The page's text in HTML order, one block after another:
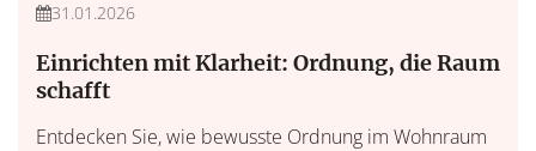
31.01.2026
Einrichten mit Klarheit: Ordnung, die Raum
schafft
Entdecken Sie, wie bewusste Ordnung im Wohnraum